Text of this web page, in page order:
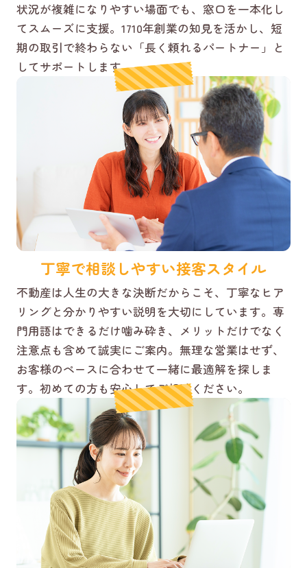
状況が複雑になりやすい場面でも、窓口を一本化し
てスムーズに支援。1710年創業の知見を活かし、短
期の取引で終わらない「長く頼れるパートナー」と
してサポートします。
丁寧で相談しやすい接客スタイル
不動産は人生の大きな決断だからこそ、丁寧なヒア
リングと分かりやすい説明を大切にしています。専
門用語はできるだけ噛み砕き、メリットだけでなく
注意点も含めて誠実にご案内。無理な営業はせず、
お客様のペースに合わせて一緒に最適解を探しま
す。初めての方も安心してご相談ください。